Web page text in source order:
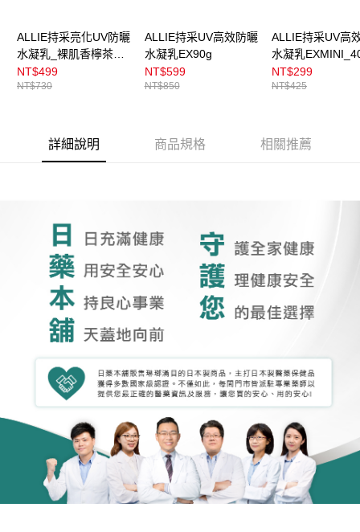
ALLIE持采亮化UV防曬
水凝乳_裸肌香檸茶
60g
NT$499
NT$730
ALLIE持采UV高效防曬
水凝乳EX90g
NT$599
NT$850
ALLIE持采UV高
水凝乳
NT$299
NT$425
詳細說明 商品規格 相關推薦